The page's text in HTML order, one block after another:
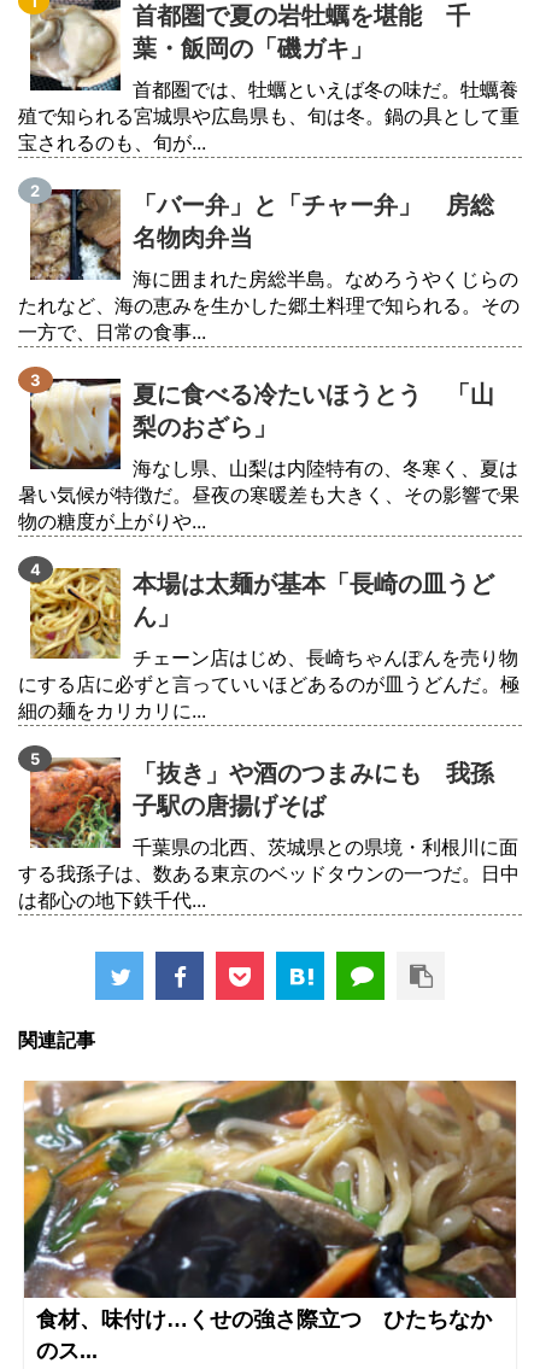
首都圏で夏の岩牡蠣を堪能 千
葉・飯岡の「磯ガキ」
首都圏では、牡蠣といえば冬の味だ。牡蠣養
殖で知られる宮城県や広島県も、旬は冬。鍋の具として重
宝されるのも、旬が...
「バー弁」と「チャー弁」 房総
名物肉弁当
海に囲まれた房総半島。なめろうやくじらの
たれなど、海の恵みを生かした郷土料理で知られる。その
一方で、日常の食事...
夏に食べる冷たいほうとう 「山
梨のおざら」
海なし県、山梨は内陸特有の、冬寒く、夏は
暑い気候が特徴だ。昼夜の寒暖差も大きく、その影響で果
物の糖度が上がりや...
本場は太麺が基本「長崎の皿うど
ん」
チェーン店はじめ、長崎ちゃんぽんを売り物
にする店に必ずと言っていいほどあるのが皿うどんだ。極
細の麺をカリカリに...
「抜き」や酒のつまみにも 我孫
子駅の唐揚げそば
千葉県の北西、茨城県との県境・利根川に面
する我孫子は、数ある東京のベッドタウンの一つだ。日中
は都心の地下鉄千代...
関連記事
食材、味付け…くせの強さ際立つ ひたちなか
のス...